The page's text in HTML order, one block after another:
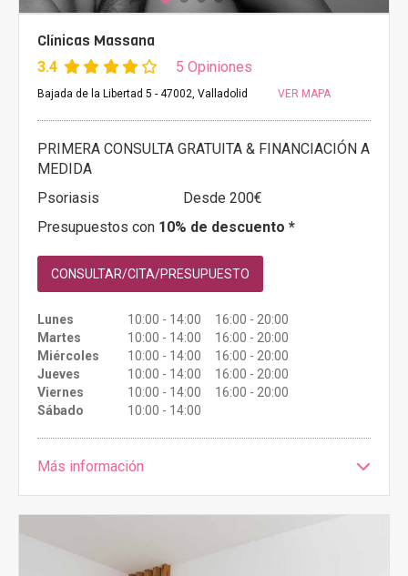
Clínicas Massana
3.4 5 Opiniones
Bajada de la Libertad 5 - 47002, Valladolid VER MAPA
PRIMERA CONSULTA GRATUITA & FINANCIACIÓN A
MEDIDA
Psoriasis
Desde 200€
Presupuestos con 10% de descuento *
CONSULTAR/CITA/PRESUPUESTO
Lunes
10:00 - 14:00 16:00 - 20:00
Martes
10:00 - 14:00 16:00 - 20:00
Miércoles
10:00 - 14:00 16:00 - 20:00
Jueves
10:00 - 14:00 16:00 - 20:00
Viernes
10:00 - 14:00 16:00 - 20:00
Sábado
10:00 - 14:00
Más información